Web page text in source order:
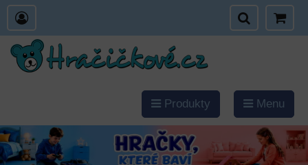
Produkty Menu